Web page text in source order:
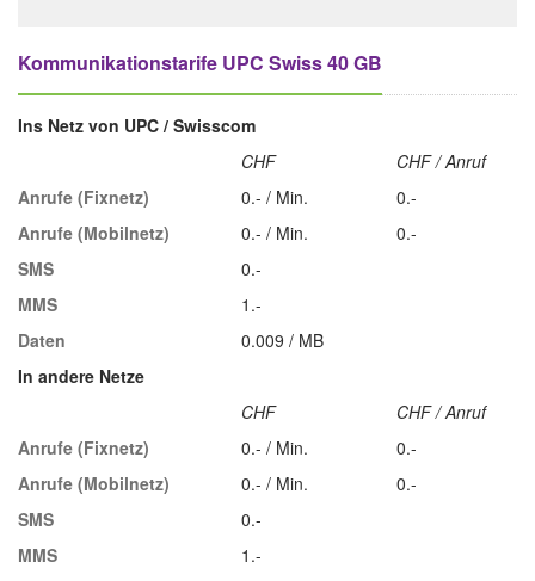
Kommunikationstarife UPC Swiss 40 GB
Ins Netz von UPC / Swisscom
CHF
CHF / Anruf
Anrufe (Fixnetz)
0.- / Min.
0.-
Anrufe (Mobilnetz)
0.- / Min.
0.-
SMS
0.-
MMS
1.-
Daten
0.009 / MB
In andere Netze
CHF
CHF / Anruf
Anrufe (Fixnetz)
0.- / Min.
0.-
Anrufe (Mobilnetz)
0.- / Min.
0.-
SMS
0.-
MMS
1.-